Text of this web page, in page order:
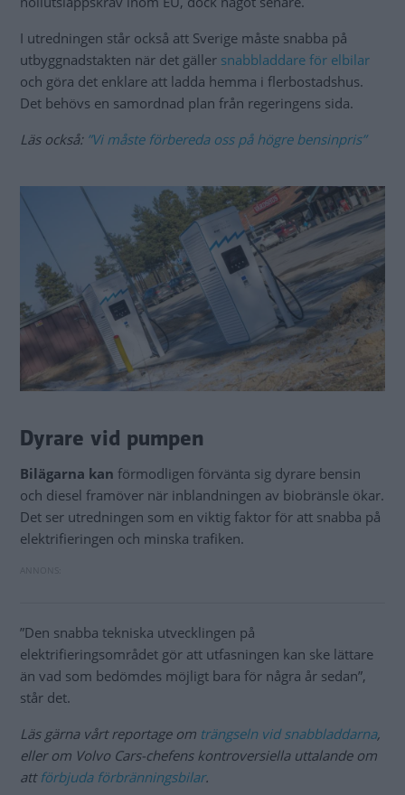
I utredningen står också att Sverige måste snabba på
utbyggnadstakten när det gäller snabbladdare för elbilar
och göra det enklare att ladda hemma i flerbostadshus.
Det behövs en samordnad plan från regeringens sida.
Läs också: ”Vi måste förbereda oss på högre bensinpris”
Dyrare vid pumpen
Bilägarna kan förmodligen förvänta sig dyrare bensin
och diesel framöver när inblandningen av biobränsle ökar.
Det ser utredningen som en viktig faktor för att snabba på
elektrifieringen och minska trafiken.
”Den snabba tekniska utvecklingen på
elektrifieringsområdet gör att utfasningen kan ske lättare
än vad som bedömdes möjligt bara för några år sedan”,
står det.
Läs gärna vårt reportage om trängseln vid snabbladdarna,
eller om Volvo Cars-chefens kontroversiella uttalande om
att förbjuda förbränningsbilar.